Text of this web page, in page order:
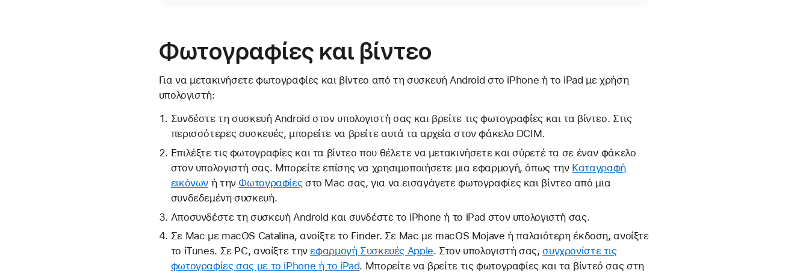
Φωτογραφίες και βίντεο
Για να μετακινήσετε φωτογραφίες και βίντεο από τη συσκευή Android στο iPhone ή το iPad με χρήση
υπολογιστή:
Συνδέστε τη συσκευή Android στον υπολογιστή σας και βρείτε τις φωτογραφίες και τα βίντεο. Στις
περισσότερες συσκευές, μπορείτε να βρείτε αυτά τα αρχεία στον φάκελο DCIM.
Επιλέξτε τις φωτογραφίες και τα βίντεο που θέλετε να μετακινήσετε και σύρετέ τα σε έναν φάκελο
στον υπολογιστή σας. Μπορείτε επίσης να χρησιμοποιήσετε μια εφαρμογή, όπως την Καταγραφή
εικόνων ή την Φωτογραφίεςστο Mac σας, για να εισαγάγετε φωτογραφίες και βίντεο από μια
συνδεδεμένη συσκευή.
Αποσυνδέστε τη συσκευή Android και συνδέστε το iPhone ή το iPad στον υπολογιστή σας.
Σε Mac με macOS Catalina, ανοίξτε το Finder. Σε Mac με macOS Mojave ή παλαιότερη έκδοση, ανοίξτε
το iTunes. Σε PC, ανοίξτε την εφαρμογή Συσκευές Apple. Στον υπολογιστή σας,συγχρονίστε τις
φωτογραφίες σας με το iPhone ή το iPad. Μπορείτε να βρείτε τις φωτογραφίες και τα βίντεό σας στη